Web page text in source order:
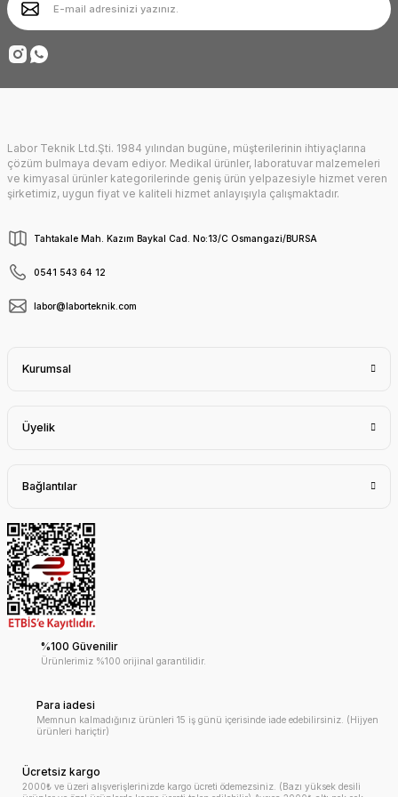
Ürün fiyatı diğer sitelerden daha pahalı.
Bu ürüne benzer farklı alternatifler olmalı.
Gönder
Deneyimini Paylaş
Labor Teknik Ltd.Şti. 1984 yılından bugüne, müşterilerinin ihtiyaçlarına
çözüm bulmaya devam ediyor. Medikal ürünler, laboratuvar malzemeleri
ve kimyasal ürünler kategorilerinde geniş ürün yelpazesiyle hizmet veren
şirketimiz, uygun fiyat ve kaliteli hizmet anlayışıyla çalışmaktadır.
Tahtakale Mah. Kazım Baykal Cad. No:13/C Osmangazi/BURSA
0541 543 64 12
labor@laborteknik.com
Kurumsal
Üyelik
Bağlantılar
%100 Güvenilir
Ürünlerimiz %100 orijinal garantilidir.
Para iadesi
Memnun kalmadığınız ürünleri 15 iş günü içerisinde iade edebilirsiniz. (Hijyen
ürünleri hariçtir)
Ücretsiz kargo
2000₺ ve üzeri alışverişlerinizde kargo ücreti ödemezsiniz. (Bazı yüksek desili